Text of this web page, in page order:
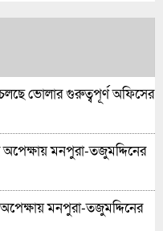
ভোলার গুরুত্বপূর্ণ অফিসের
অপেক্ষায় মনপুরা-তজুমদ্দিনের
মনপুরা-তজুমদ্দিনের